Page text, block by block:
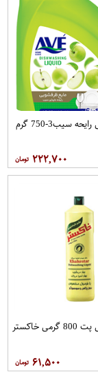
مایع ظرفشویی رایحه سیب3-750 گرم
۲۲۲,۷۰۰
خاکستر
۶۱,۵۰۰